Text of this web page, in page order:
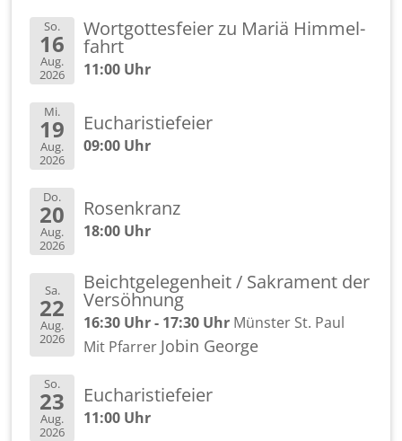
So.
16
Aug.
2026
Wort­got­tes­fei­er zu Mariä Him­mel­
fahrt
11:00 Uhr
Mi.
19
Aug.
2026
Eu­cha­ris­tie­fei­er
09:00 Uhr
Do.
20
Aug.
2026
Ro­sen­kranz
18:00 Uhr
Sa.
22
Aug.
2026
Beicht­ge­le­gen­heit / Sa­kra­ment der
Ver­söh­nung
16:30 Uhr - 17:30 Uhr Müns­ter St. Paul
Mit Pfar­rer Jobin Ge­or­ge
So.
23
Aug.
2026
Eu­cha­ris­tie­fei­er
11:00 Uhr